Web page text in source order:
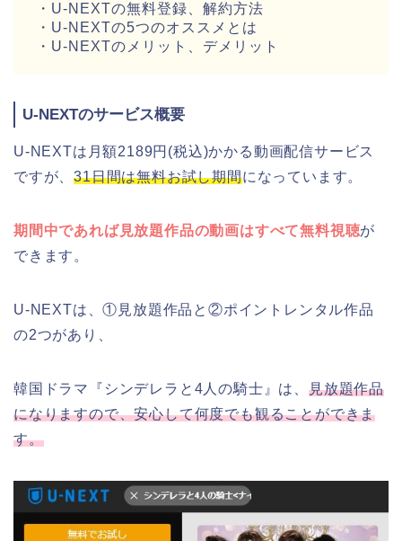
・U-NEXTの無料登録、解約方法
・U-NEXTの5つのオススメとは
・U-NEXTのメリット、デメリット
U-NEXTのサービス概要
U-NEXTは月額2189円(税込)かかる動画配信サービス
ですが、31日間は無料お試し期間になっています。
期間中であれば見放題作品の動画はすべて無料視聴が
できます。
U-NEXTは、①見放題作品と②ポイントレンタル作品
の2つがあり、
韓国ドラマ『シンデレラと4人の騎士』は、 見放題作品
になりますので、安心して何度でも観ることができま
す。